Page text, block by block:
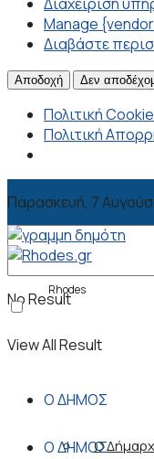
Manage
Διαβάστε
Αποδοχή Δεν
Πολιτική
Πολιτική
Παρασκευή, 7
No Result
View All Result
Rhodes
Ο ΔΗΜΟΣ
Ο
Ο ΔΗΜΟΣ